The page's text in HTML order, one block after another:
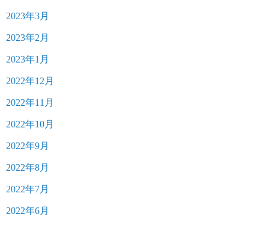
2023年3月
2023年2月
2023年1月
2022年12月
2022年11月
2022年10月
2022年9月
2022年8月
2022年7月
2022年6月